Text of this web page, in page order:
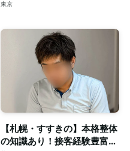
身を深く整える至福のリラク
東京
【札幌・すすきの】本格整体
の知識あり！接客経験豊富な